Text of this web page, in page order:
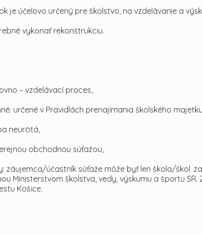
je účelovo určený pre školstvo, na vzdelávanie a
vykonať rekonštrukciu.
– vzdelávací proces,
určené v Pravidlách prenajímania školského
neurčitá,
obchodnou súťažou,
záujemca/účastník súťaže môže byť len škola/škol.
Ministerstvom školstva, vedy, výskumu a športu
Košice.